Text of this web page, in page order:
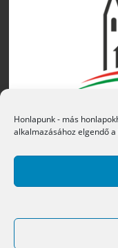
Honlapunk - más
alkalmazásához elgendő